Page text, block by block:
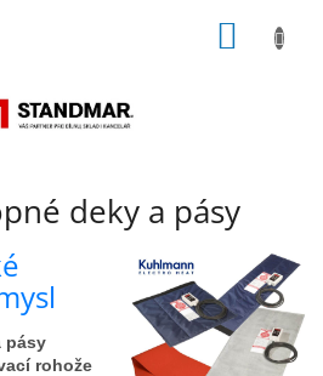
deky a pásy
pásy
rohože